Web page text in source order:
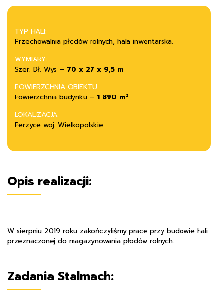
TYP HALI:
Przechowalnia płodów rolnych, hala inwentarska.
WYMIARY:
Szer. Dł. Wys – 70 x 27 x 9,5 m
POWIERZCHNIA OBIEKTU:
Powierzchnia budynku – 1 890 m2
LOKALIZACJA:
Perzyce woj. Wielkopolskie
Opis realizacji:
W sierpniu 2019 roku zakończyliśmy prace przy budowie hali
przeznaczonej do magazynowania płodów rolnych.
Zadania Stalmach: